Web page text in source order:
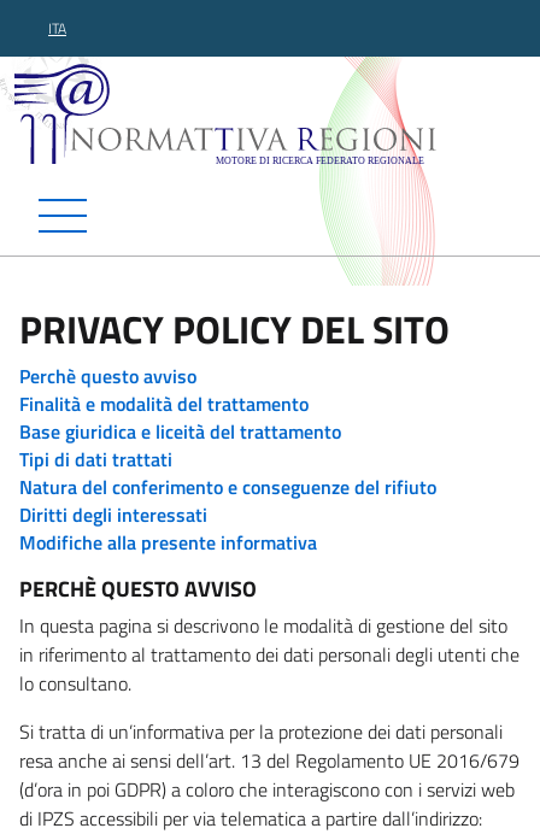
ITA
Normattiva Regioni -
PRIVACY POLICY DEL SITO
Perchè questo avviso
Finalità e modalità del trattamento
Base giuridica e liceità del trattamento
Tipi di dati trattati
Natura del conferimento e conseguenze del rifiuto
Diritti degli interessati
Modifiche alla presente informativa
PERCHÈ QUESTO AVVISO
In questa pagina si descrivono le modalità di gestione del sito
in riferimento al trattamento dei dati personali degli utenti che
lo consultano.
Si tratta di un’informativa per la protezione dei dati personali
resa anche ai sensi dell’art. 13 del Regolamento UE 2016/679
(d’ora in poi GDPR) a coloro che interagiscono con i servizi web
di IPZS accessibili per via telematica a partire dall’indirizzo: